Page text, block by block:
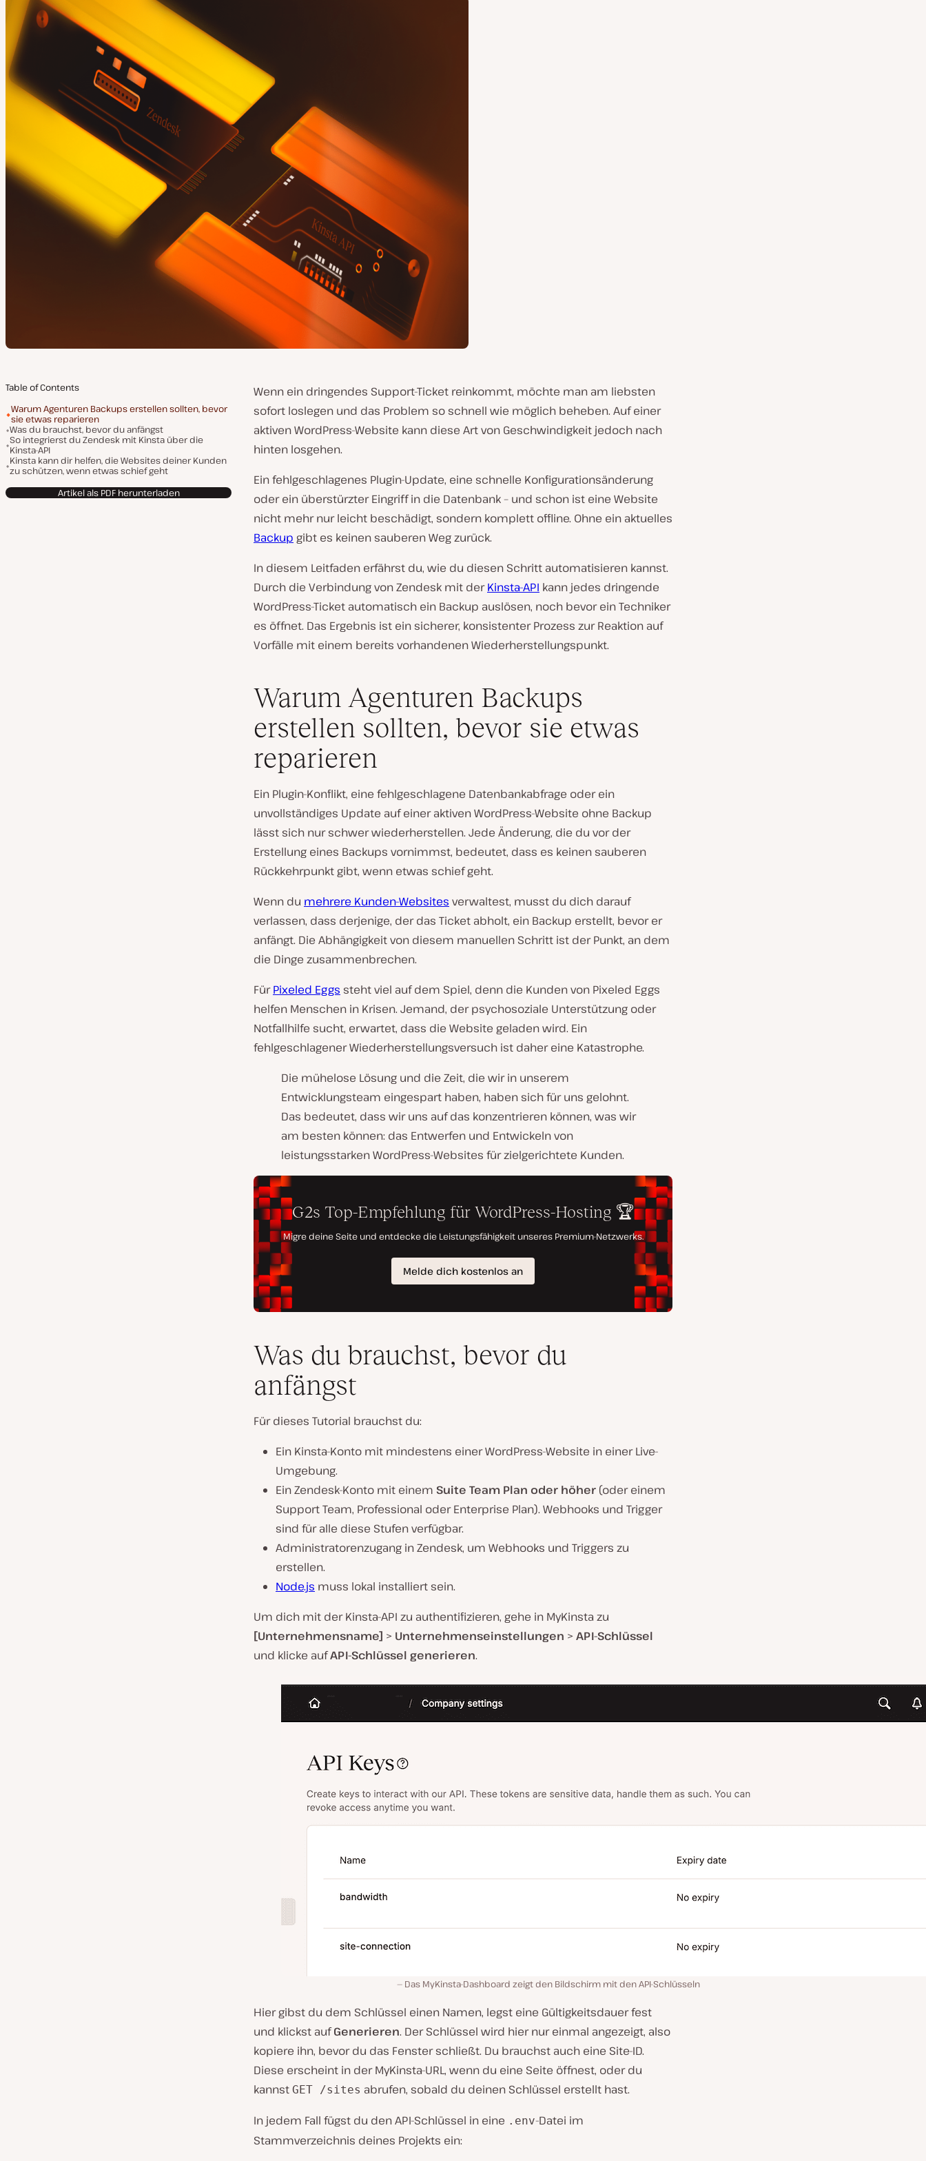
Table of Contents
Warum Agenturen Backups erstellen sollten, bevor
sie etwas reparieren
Was du brauchst, bevor du anfängst
So integrierst du Zendesk mit Kinsta über die
Kinsta-API
Kinsta kann dir helfen, die Websites deiner Kunden
zu schützen, wenn etwas schief geht
Artikel als PDF herunterladen
Wenn ein dringendes Support-Ticket reinkommt, möchte man am liebsten
sofort loslegen und das Problem so schnell wie möglich beheben. Auf einer
aktiven WordPress-Website kann diese Art von Geschwindigkeit jedoch nach
hinten losgehen.
Ein fehlgeschlagenes Plugin-Update, eine schnelle Konfigurationsänderung
oder ein überstürzter Eingriff in die Datenbank – und schon ist eine Website
nicht mehr nur leicht beschädigt, sondern komplett offline. Ohne ein aktuelles
Backup gibt es keinen sauberen Weg zurück.
In diesem Leitfaden erfährst du, wie du diesen Schritt automatisieren kannst.
Durch die Verbindung von Zendesk mit derKinsta-API kann jedes dringende
WordPress-Ticket automatisch ein Backup auslösen, noch bevor ein Techniker
es öffnet. Das Ergebnis ist ein sicherer, konsistenter Prozess zur Reaktion auf
Vorfälle mit einem bereits vorhandenen Wiederherstellungspunkt.
Warum Agenturen Backups
erstellen sollten, bevor sie etwas
reparieren
Ein Plugin-Konflikt, eine fehlgeschlagene Datenbankabfrage oder ein
unvollständiges Update auf einer aktiven WordPress-Website ohne Backup
lässt sich nur schwer wiederherstellen. Jede Änderung, die du vor der
Erstellung eines Backups vornimmst, bedeutet, dass es keinen sauberen
Rückkehrpunkt gibt, wenn etwas schief geht.
Wenn du mehrere Kunden-Websites verwaltest, musst du dich darauf
verlassen, dass derjenige, der das Ticket abholt, ein Backup erstellt, bevor er
anfängt. Die Abhängigkeit von diesem manuellen Schritt ist der Punkt, an dem
die Dinge zusammenbrechen.
FürPixeled Eggs steht viel auf dem Spiel, denn die Kunden von Pixeled Eggs
helfen Menschen in Krisen. Jemand, der psychosoziale Unterstützung oder
Notfallhilfe sucht, erwartet, dass die Website geladen wird. Ein
fehlgeschlagener Wiederherstellungsversuch ist daher eine Katastrophe.
Die mühelose Lösung und die Zeit, die wir in unserem
Entwicklungsteam eingespart haben, haben sich für uns gelohnt.
Das bedeutet, dass wir uns auf das konzentrieren können, was wir
am besten können: das Entwerfen und Entwickeln von
leistungsstarken WordPress-Websites für zielgerichtete Kunden.
Was du brauchst, bevor du
anfängst
Für dieses Tutorial brauchst du:
Ein Kinsta-Konto mit mindestens einer WordPress-Website in einer Live-
Umgebung.
Ein Zendesk-Konto mit einem Suite Team Plan oder höher (oder einem
Support Team, Professional oder Enterprise Plan). Webhooks und Trigger
sind für alle diese Stufen verfügbar.
Administratorenzugang in Zendesk, um Webhooks und Triggers zu
erstellen.
Node.js muss lokal installiert sein.
Um dich mit der Kinsta-API zu authentifizieren, gehe in MyKinsta zu
[Unternehmensname] > Unternehmenseinstellungen >API-Schlüssel
und klicke aufAPI-Schlüssel generieren.
Das MyKinsta-Dashboard zeigt den Bildschirm mit den API-Schlüsseln
Hier gibst du dem Schlüssel einen Namen, legst eine Gültigkeitsdauer fest
und klickst aufGenerieren. Der Schlüssel wird hier nur einmal angezeigt, also
kopiere ihn, bevor du das Fenster schließt. Du brauchst auch eine Site-ID.
Diese erscheint in der MyKinsta-URL, wenn du eine Seite öffnest, oder du
kannst GET /sites abrufen, sobald du deinen Schlüssel erstellt hast.
In jedem Fall fügst du den API-Schlüssel in eine .env-Datei im
Stammverzeichnis deines Projekts ein: